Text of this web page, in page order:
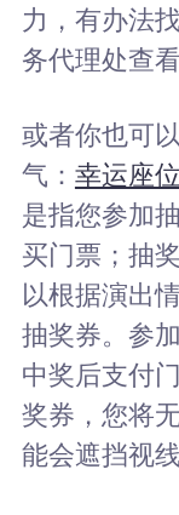
力，有办法
务代理处查
或者你也可
气： 幸运座位
是指您参加
买门票；抽
以根据演出
抽奖券。参
中奖后支付
奖券，您将
能会遮挡视线